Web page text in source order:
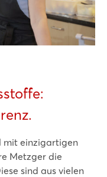
mit einzigartigen
Metzger die
sind aus vielen